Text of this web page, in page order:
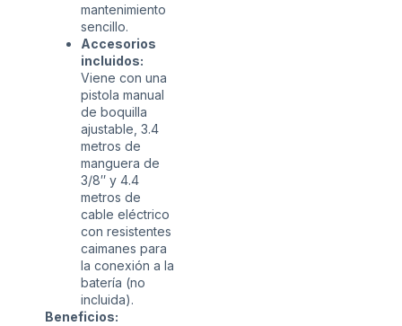
mantenimiento
sencillo.
Accesorios
incluidos:
Viene con una
pistola manual
de boquilla
ajustable, 3.4
metros de
manguera de
3/8″ y 4.4
metros de
cable eléctrico
con resistentes
caimanes para
la conexión a la
batería (no
incluida).
Beneficios: